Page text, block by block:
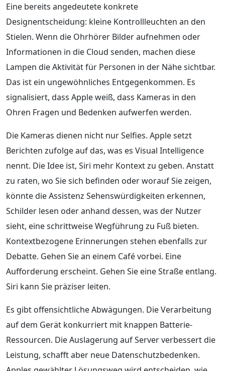
Eine bereits angedeutete konkrete
Designentscheidung: kleine Kontrollleuchten an den
Stielen. Wenn die Ohrhörer Bilder aufnehmen oder
Informationen in die Cloud senden, machen diese
Lampen die Aktivität für Personen in der Nähe sichtbar.
Das ist ein ungewöhnliches Entgegenkommen. Es
signalisiert, dass Apple weiß, dass Kameras in den
Ohren Fragen und Bedenken aufwerfen werden.
Die Kameras dienen nicht nur Selfies. Apple setzt
Berichten zufolge auf das, was es Visual Intelligence
nennt. Die Idee ist, Siri mehr Kontext zu geben. Anstatt
zu raten, wo Sie sich befinden oder worauf Sie zeigen,
könnte die Assistenz Sehenswürdigkeiten erkennen,
Schilder lesen oder anhand dessen, was der Nutzer
sieht, eine schrittweise Wegführung zu Fuß bieten.
Kontextbezogene Erinnerungen stehen ebenfalls zur
Debatte. Gehen Sie an einem Café vorbei. Eine
Aufforderung erscheint. Gehen Sie eine Straße entlang.
Siri kann Sie präziser leiten.
Es gibt offensichtliche Abwägungen. Die Verarbeitung
auf dem Gerät konkurriert mit knappen Batterie-
Ressourcen. Die Auslagerung auf Server verbessert die
Leistung, schafft aber neue Datenschutzbedenken.